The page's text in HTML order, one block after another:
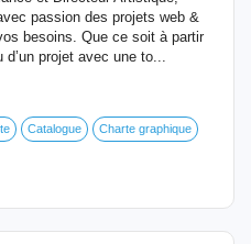
passion des projets web &
besoins. Que ce soit à partir
d’un projet avec une to...
Catalogue Charte graphique